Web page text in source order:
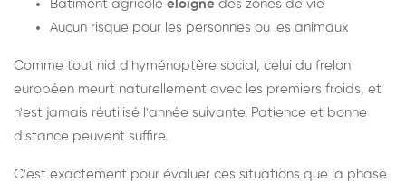
Bâtiment agricole éloigné des zones de vie
Aucun risque pour les personnes ou les animaux
Comme tout nid d'hyménoptère social, celui du frelon
européen meurt naturellement avec les premiers froids, et
n'est jamais réutilisé l'année suivante. Patience et bonne
distance peuvent suffire.
C'est exactement pour évaluer ces situations que la phase